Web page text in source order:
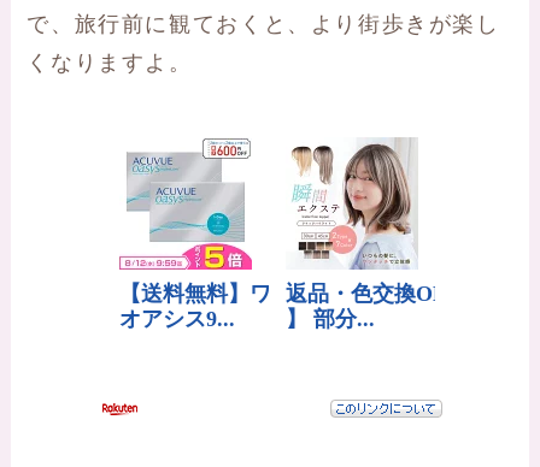
で、旅行前に観ておくと、より街歩きが楽し
くなりますよ。